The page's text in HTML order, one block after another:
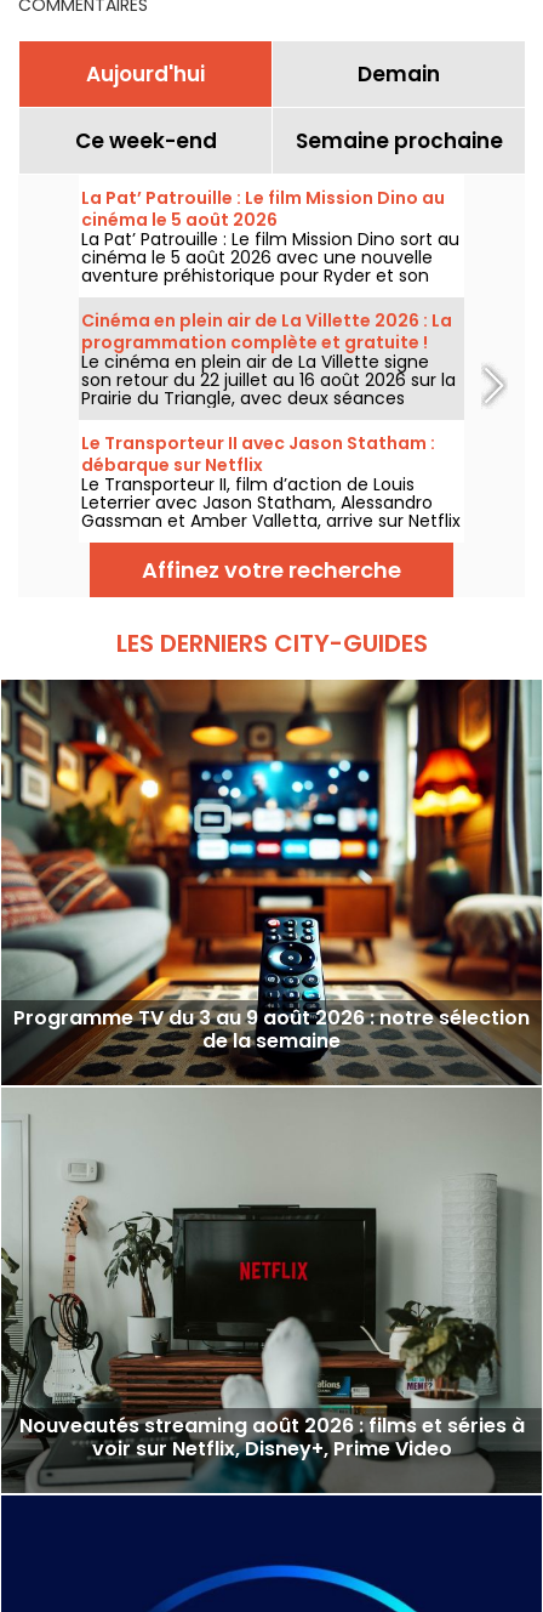
Aujourd'hui Demain
Ce week-end Semaine prochaine
La Pat’ Patrouille : Le film Mission Dino au
cinéma le 5 août 2026
La Pat’ Patrouille : Le film Mission Dino sort au
cinéma le 5 août 2026 avec une nouvelle
aventure préhistorique pour Ryder et son
équipe.
Cinéma en plein air de La Villette 2026 : La
programmation complète et gratuite !
Le cinéma en plein air de La Villette signe
son retour du 22 juillet au 16 août 2026 sur la
Prairie du Triangle, avec deux séances
gratuites par jour, à 18h et 21h. Pour cette
35e édition, le festival met à l’honneur le
thème “L’appel de la forêt”. Découvrez la
programmation complète et gratuite !
Le Transporteur II avec Jason Statham :
débarque sur Netflix
Le Transporteur II, film d’action de Louis
Leterrier avec Jason Statham, Alessandro
Gassman et Amber Valletta, arrive sur Netflix
le 29 juillet 2026.
Affinez votre recherche
LES DERNIERS CITY-GUIDES
Programme TV du 3 au 9 août 2026 : notre sélection
de la semaine
Nouveautés streaming août 2026 : films et séries à
voir sur Netflix, Disney+, Prime Video